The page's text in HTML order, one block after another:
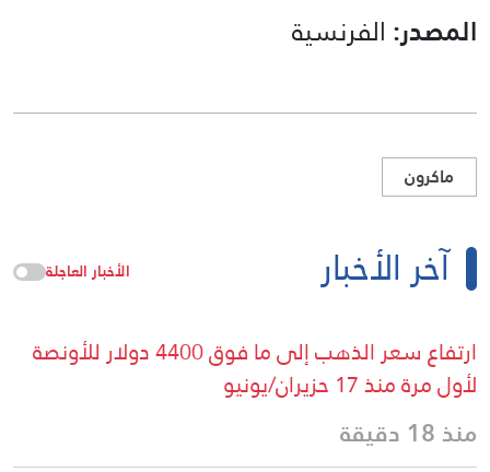
المصدر: الفرنسية
ماكرون
آخر الأخبار الأخبار العاجلة
ارتفاع سعر الذهب إلى ما فوق 4400 دولار للأونصة
لأول مرة منذ 17 حزيران/يونيو
منذ 18 دقيقة